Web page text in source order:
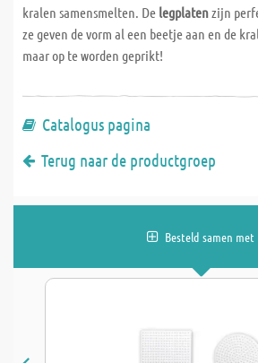
kralen samensmelten. De legplatenzijn
ze geven de vorm al een beetje aan en de
maar op te worden geprikt!
Catalogus pagina
Terug naar de productgroep
Besteld samen met